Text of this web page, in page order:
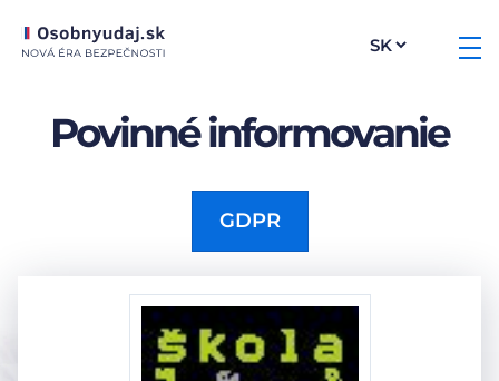
Povinné informovanie
GDPR